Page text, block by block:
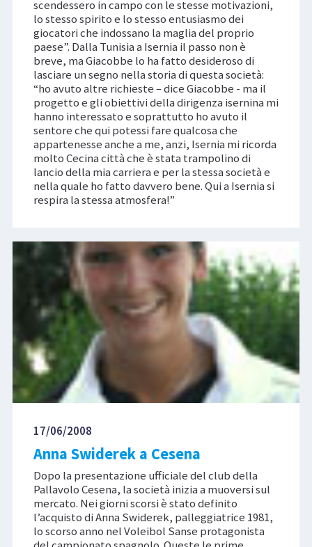
scendessero in campo con le stesse motivazioni,
lo stesso spirito e lo stesso entusiasmo dei
giocatori che indossano la maglia del proprio
paese”. Dalla Tunisia a Isernia il passo non è
breve, ma Giacobbe lo ha fatto desideroso di
lasciare un segno nella storia di questa società:
“ho avuto altre richieste – dice Giacobbe - ma il
progetto e gli obiettivi della dirigenza isernina mi
hanno interessato e soprattutto ho avuto il
sentore che qui potessi fare qualcosa che
appartenesse anche a me, anzi, Isernia mi ricorda
molto Cecina città che è stata trampolino di
lancio della mia carriera e per la stessa società e
nella quale ho fatto davvero bene. Qui a Isernia si
respira la stessa atmosfera!”
17/06/2008
Anna Swiderek a Cesena
Dopo la presentazione ufficiale del club della
Pallavolo Cesena, la società inizia a muoversi sul
mercato. Nei giorni scorsi è stato definito
l’acquisto di Anna Swiderek, palleggiatrice 1981,
lo scorso anno nel Voleibol Sanse protagonista